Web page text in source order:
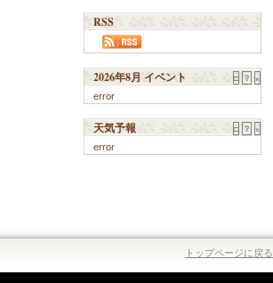
RSS
□ ？ ×
2026年8月 イベント
error
□ ？ ×
天気予報
error
トップページに戻る